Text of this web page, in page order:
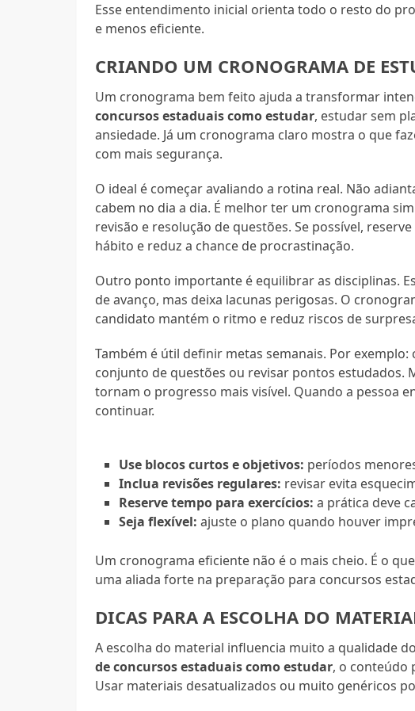
Esse entendimento inicial orienta todo o resto do
e menos eficiente.
CRIANDO UM CRONOGRAMA DE
Um cronograma bem feito ajuda a transformar
concursos estaduais como estudar, estudar sem
ansiedade. Já um cronograma claro mostra o que
com mais segurança.
O ideal é começar avaliando a rotina real. Não
cabem no dia a dia. É melhor ter um cronograma
revisão e resolução de questões. Se possível,
hábito e reduz a chance de procrastinação.
Outro ponto importante é equilibrar as disciplinas.
de avanço, mas deixa lacunas perigosas. O
candidato mantém o ritmo e reduz riscos de
Também é útil definir metas semanais. Por
conjunto de questões ou revisar pontos estudados.
tornam o progresso mais visível. Quando a pessoa
continuar.
Use blocos curtos e objetivos: períodos
Inclua revisões regulares: revisar evita
Reserve tempo para exercícios: a prática deve
Seja flexível: ajuste o plano quando houver
Um cronograma eficiente não é o mais cheio. É o
uma aliada forte na preparação para concursos
DICAS PARA A ESCOLHA DO
A escolha do material influencia muito a qualidade
de concursos estaduais como estudar, o conteúdo
Usar materiais desatualizados ou muito genéricos